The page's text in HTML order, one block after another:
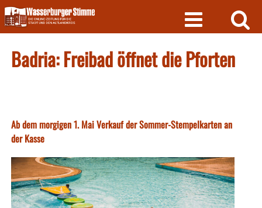
Skip
to
content
Badria: Freibad öffnet die Pforten
Ab dem morgigen 1. Mai Verkauf der Sommer-Stempelkarten an
der Kasse